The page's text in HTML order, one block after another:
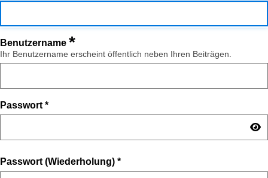
Benutzername *
Ihr Benutzername erscheint öffentlich neben Ihren Beiträgen.
Passwort *
Passwort (Wiederholung) *